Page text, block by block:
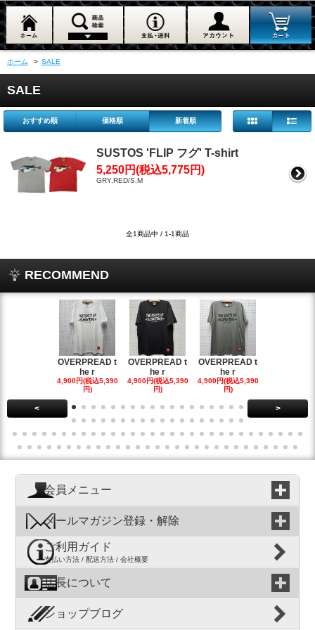
ホーム > SALE
SALE
おすすめ順 価格順 新着順
SUSTOS 'FLIP フグ' T-shirt
5,250円(税込5,775円)
GRY,RED/S,M
全1商品中 / 1-1商品
RECOMMEND
OVERPREAD t
he r
4,900円(税込5,390
円)
OVERPREAD t
he r
4,900円(税込5,390
円)
OVERPREAD t
he r
4,900円(税込5,390
円)
< >
会員メニュー
メールマガジン登録・解除
ご利用ガイド
支払い方法 / 配送方法 / 会社概要
店長について
ショップブログ